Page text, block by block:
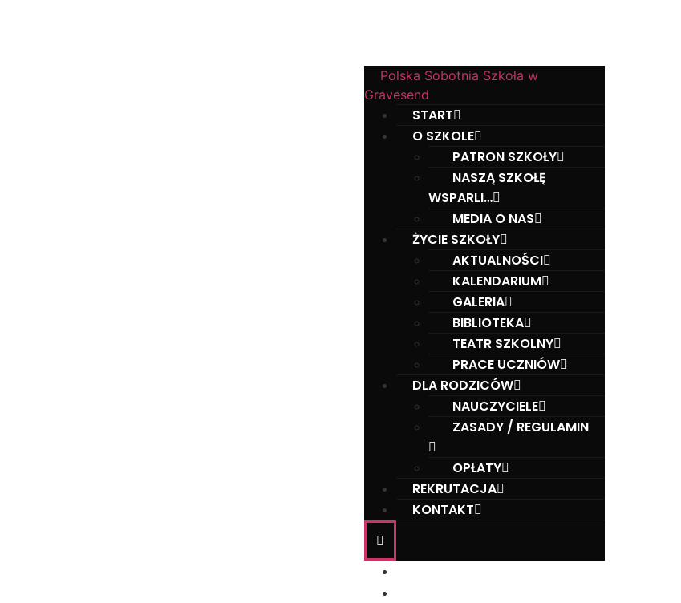
Polska Sobotnia Szkoła w
Gravesend
START
O SZKOLE
PATRON SZKOŁY
NASZĄ SZKOŁĘ
WSPARLI…
MEDIA O NAS
ŻYCIE SZKOŁY
AKTUALNOŚCI
KALENDARIUM
GALERIA
BIBLIOTEKA
TEATR SZKOLNY
PRACE UCZNIÓW
DLA RODZICÓW
NAUCZYCIELE
ZASADY / REGULAMIN
OPŁATY
REKRUTACJA
KONTAKT